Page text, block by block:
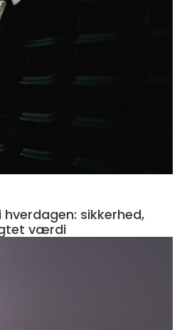
sikkerhed,
værdi